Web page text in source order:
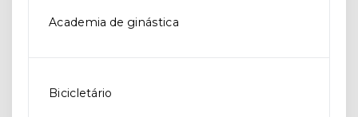
Academia de ginástica
Bicicletário